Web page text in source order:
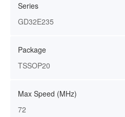
Series
GD32E235
Package
TSSOP20
Max Speed (MHz)
72